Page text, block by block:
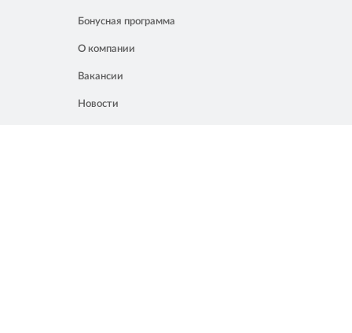
Бонусная программа
О компании
Вакансии
Новости